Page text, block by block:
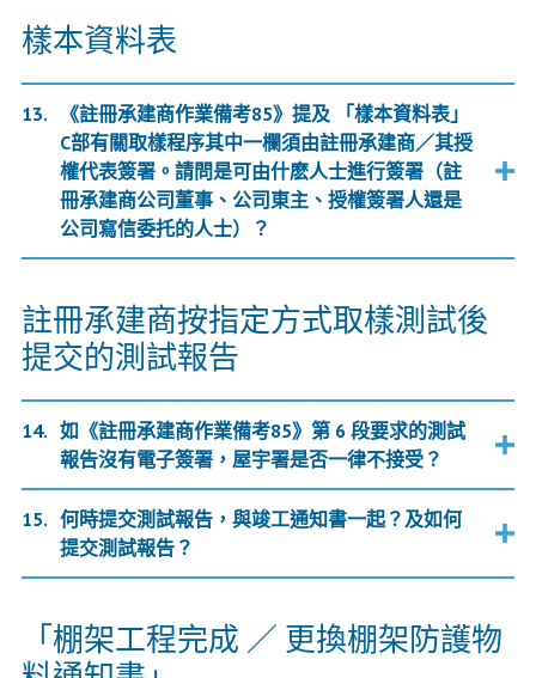
樣本資料表
《註冊承建商作業備考85》提及 「樣本資料表」
C部有關取樣程序其中一欄須由註冊承建商／其授
權代表簽署。請問是可由什麽人士進行簽署（註
冊承建商公司董事、公司東主、授權簽署人還是
公司寫信委托的人士）？
註冊承建商按指定方式取樣測試後
提交的測試報告
如《註冊承建商作業備考85》第 6 段要求的測試
報告沒有電子簽署，屋宇署是否一律不接受？
何時提交測試報告，與竣工通知書一起？及如何
提交測試報告？
「棚架工程完成 ／ 更換棚架防護物